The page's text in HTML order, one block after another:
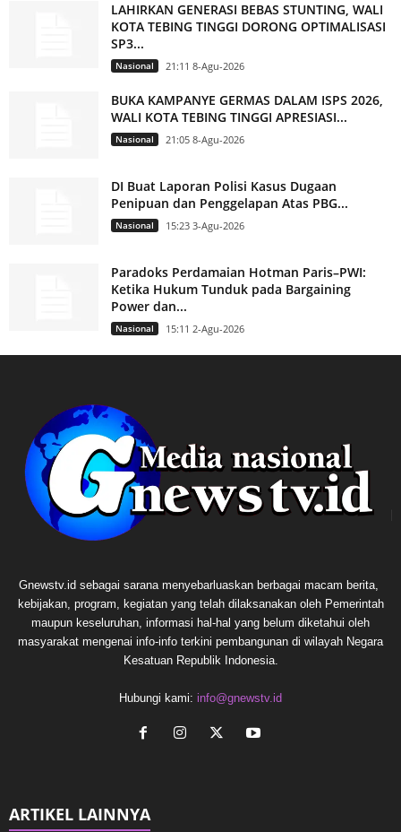
LAHIRKAN GENERASI BEBAS STUNTING, WALI
KOTA TEBING TINGGI DORONG OPTIMALISASI
SP3...
Nasional 21:11 8-Agu-2026
BUKA KAMPANYE GERMAS DALAM ISPS 2026,
WALI KOTA TEBING TINGGI APRESIASI...
Nasional 21:05 8-Agu-2026
DI Buat Laporan Polisi Kasus Dugaan
Penipuan dan Penggelapan Atas PBG...
Nasional 15:23 3-Agu-2026
Paradoks Perdamaian Hotman Paris–PWI:
Ketika Hukum Tunduk pada Bargaining
Power dan...
Nasional 15:11 2-Agu-2026
Gnewstv.id sebagai sarana menyebarluaskan berbagai macam berita,
kebijakan, program, kegiatan yang telah dilaksanakan oleh Pemerintah
maupun keseluruhan, informasi hal-hal yang belum diketahui oleh
masyarakat mengenai info-info terkini pembangunan di wilayah Negara
Kesatuan Republik Indonesia.
Hubungi kami: info@gnewstv.id
ARTIKEL LAINNYA